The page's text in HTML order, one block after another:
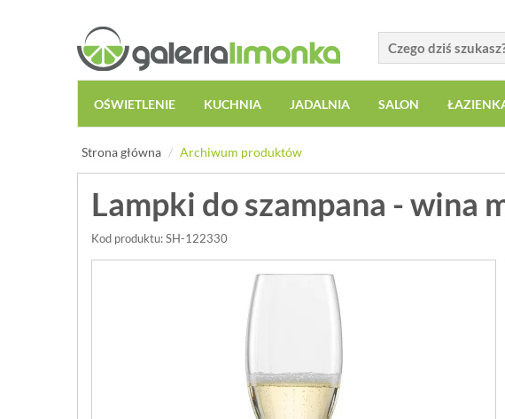
OŚWIETLENIE KUCHNIA JADALNIA SALON
Strona główna Archiwum produktów
Lampki do szampana - wina
Kod produktu: SH-122330